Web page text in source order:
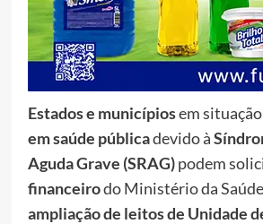
Estados e municípiosem
em saúde públicadevido à
Aguda Grave (SRAG)podem
financeirodo Ministério da
ampliação de leitos de Unidade